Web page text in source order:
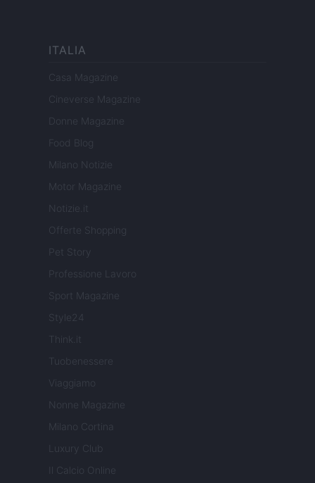
ITALIA
Casa Magazine
Cineverse Magazine
Donne Magazine
Food Blog
Milano Notizie
Motor Magazine
Notizie.it
Offerte Shopping
Pet Story
Professione Lavoro
Sport Magazine
Style24
Think.it
Tuobenessere
Viaggiamo
Nonne Magazine
Milano Cortina
Luxury Club
Il Calcio Online